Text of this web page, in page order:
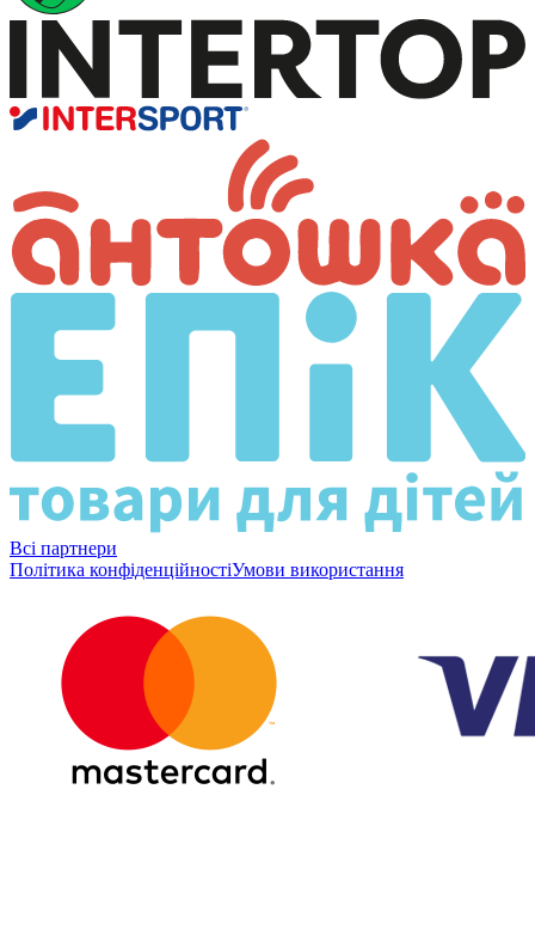
Всі партнери
Політика конфіденційностіУмови використання